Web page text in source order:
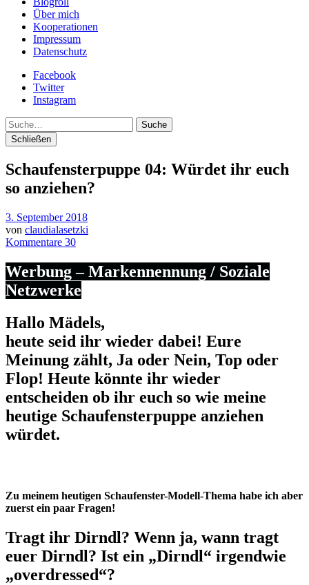
Über mich
Kooperationen
Impressum
Datenschutz
Facebook
Twitter
Instagram
Suche
Schließen
Schaufensterpuppe 04: Würdet ihr euch
so anziehen?
3. September 2018
von claudialasetzki
Kommentare 30
Werbung – Markennennung / Soziale
Netzwerke
Hallo Mädels,
heute seid ihr wieder dabei! Eure
Meinung zählt, Ja oder Nein, Top oder
Flop! Heute könnte ihr wieder
entscheiden ob ihr euch so wie meine
heutige Schaufensterpuppe anziehen
würdet.
Zu meinem heutigen Schaufenster-Modell-Thema habe ich aber
zuerst ein paar Fragen!
Tragt ihr Dirndl? Wenn ja, wann tragt
euer Dirndl? Ist ein „Dirndl“ irgendwie
„overdressed“?